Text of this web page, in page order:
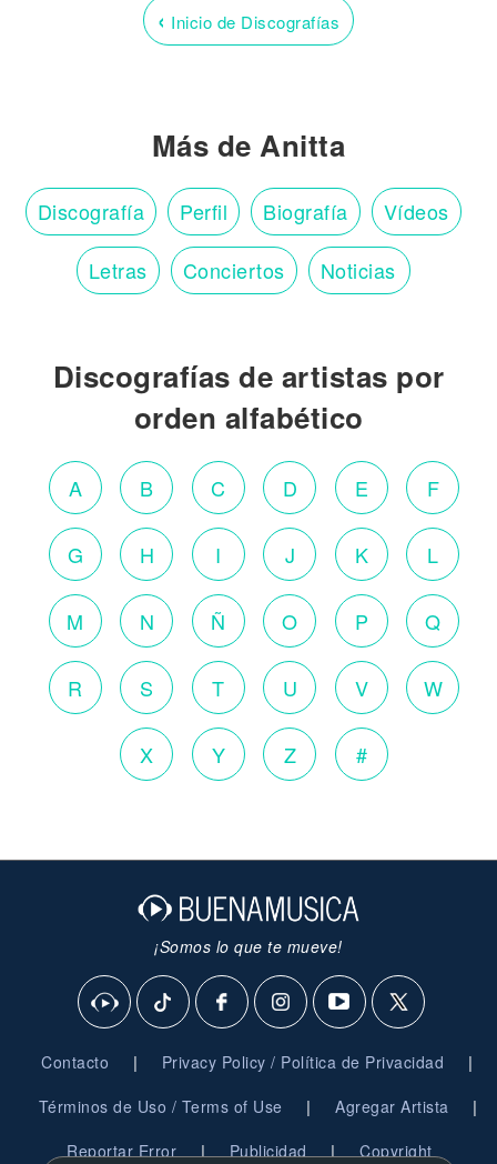
‹ Inicio de Discografías
Más de Anitta
Discografía Perfil Biografía Vídeos
Letras Conciertos Noticias
Discografías de artistas por
orden alfabético
A B C D E F
G H I J K L
M N Ñ O P Q
R S T U V W
X Y Z #
¡Somos lo que te mueve!
Contacto | Privacy Policy / Política de Privacidad |
Términos de Uso / Terms of Use | Agregar Artista |
Reportar Error | Publicidad | Copyright